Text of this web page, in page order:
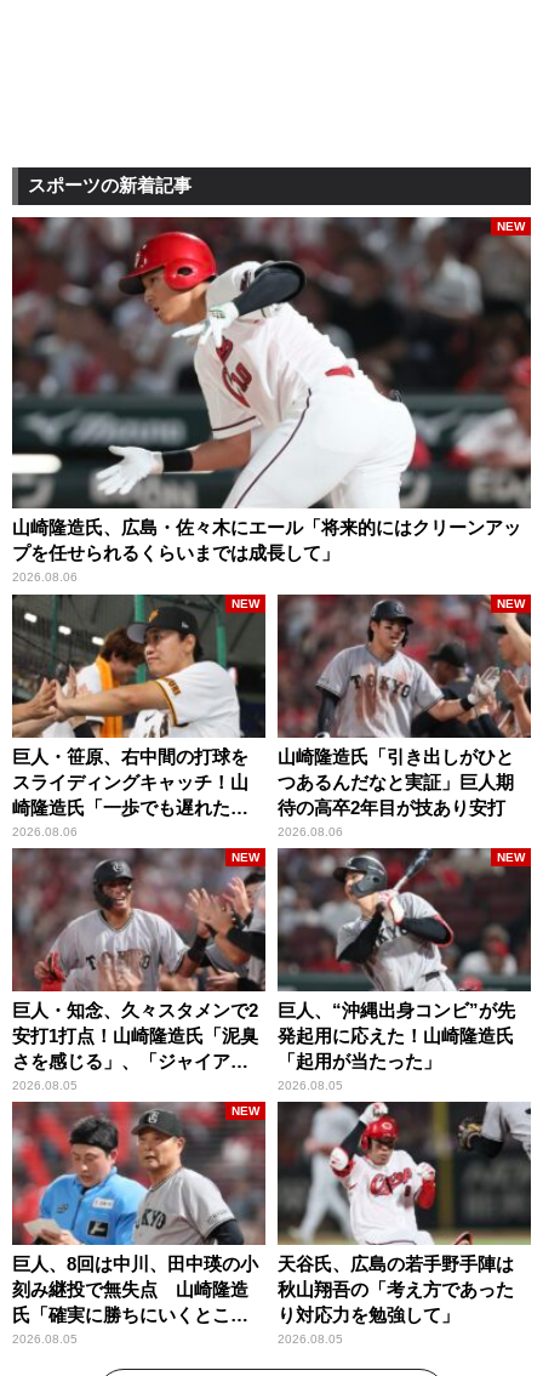
スポーツの新着記事
山崎隆造氏、広島・佐々木にエール「将来的にはクリーンアッ
プを任せられるくらいまでは成長して」
2026.08.06
NEW
巨人・笹原、右中間の打球を
スライディングキャッチ！山
崎隆造氏「一歩でも遅れた
ら…」
2026.08.06
NEW
山崎隆造氏「引き出しがひと
つあるんだなと実証」巨人期
待の高卒2年目が技あり安打
2026.08.06
NEW
巨人・知念、久々スタメンで2
安打1打点！山崎隆造氏「泥臭
さを感じる」、「ジャイアン
ツには少ないタイプ」
2026.08.05
NEW
巨人、“沖縄出身コンビ”が先
発起用に応えた！山崎隆造氏
「起用が当たった」
2026.08.05
NEW
巨人、8回は中川、田中瑛の小
刻み継投で無失点 山崎隆造
氏「確実に勝ちにいくとこ
ろ」
2026.08.05
NEW
天谷氏、広島の若手野手陣は
秋山翔吾の「考え方であった
り対応力を勉強して」
2026.08.05